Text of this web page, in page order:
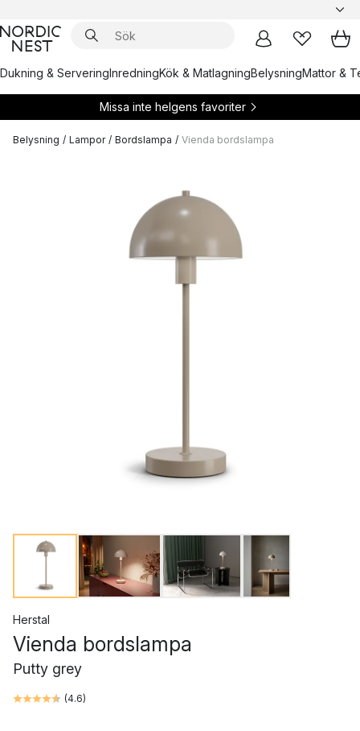
Dukning & ServeringInredningKök & MatlagningBelysningMattor &
Missa inte helgens favoriter
Belysning / Lampor / Bordslampa / Vienda bordslampa
Herstal
Vienda bordslampa
Putty grey
(4.6)